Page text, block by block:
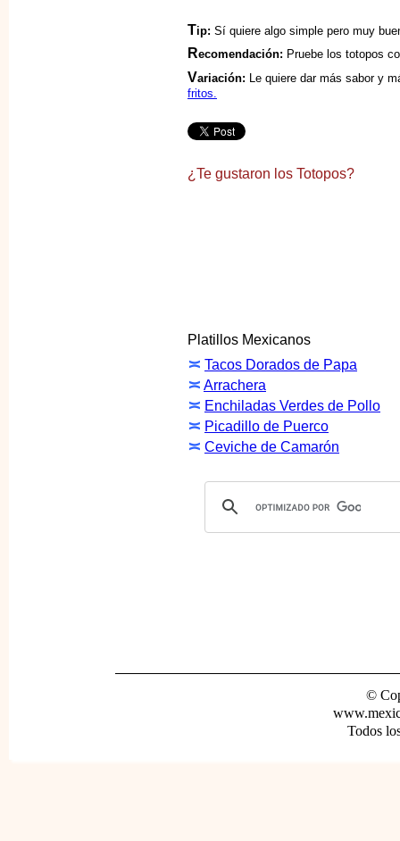
Tip: Sí quiere algo simple pero muy
Recomendación: Pruebe los totopos
Variación: Le quiere dar más sabor y
fritos.
¿Te gustaron los Totopos?
Platillos Mexicanos
≍ Tacos Dorados de Papa
≍ Arrachera
≍ Enchiladas Verdes de Pollo
≍ Picadillo de Puerco
≍ Ceviche de Camarón
©
Todos